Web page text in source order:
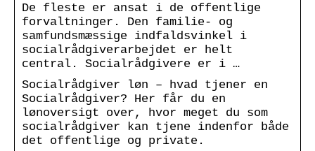
De fleste er ansat i de offentlige
forvaltninger. Den familie- og
samfundsmæssige indfaldsvinkel i
socialrådgiverarbejdet er helt
central. Socialrådgivere er i …
Socialrådgiver løn – hvad tjener en
Socialrådgiver? Her får du en
lønoversigt over, hvor meget du som
socialrådgiver kan tjene indenfor både
det offentlige og private.